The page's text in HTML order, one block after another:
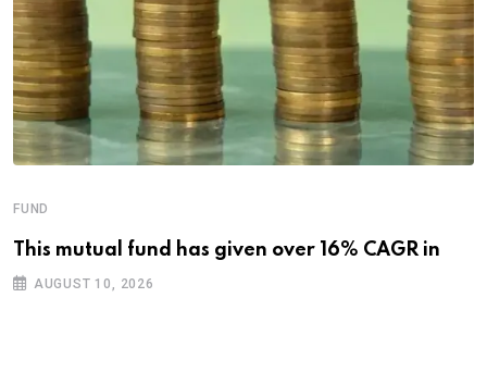
FUND
This mutual fund has given over 16% CAGR in
AUGUST 10, 2026